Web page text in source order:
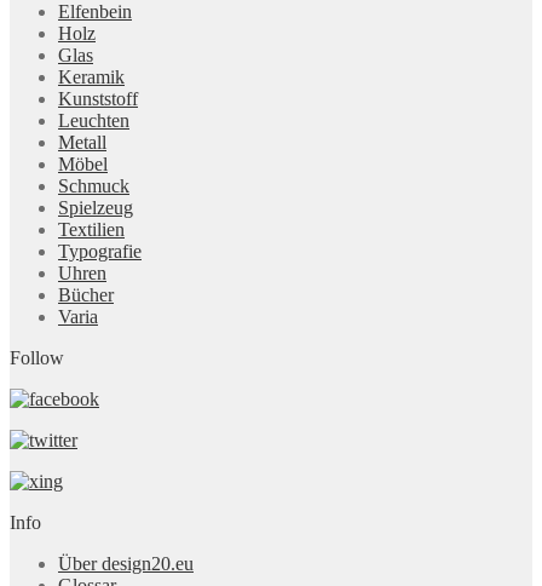
Elfenbein
Holz
Glas
Keramik
Kunststoff
Leuchten
Metall
Möbel
Schmuck
Spielzeug
Textilien
Typografie
Uhren
Bücher
Varia
Follow
Info
Über design20.eu